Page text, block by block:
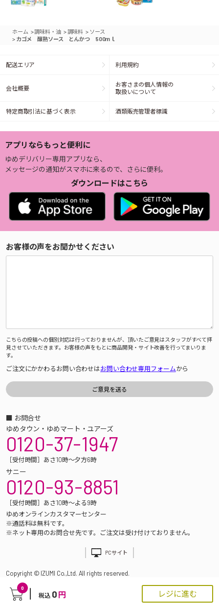
0
税込 0 円 レジに進む
ホーム >調味料・油 >調味料 > ソース
> カゴメ 醸熟ソース とんかつ 500ｍｌ
配送エリア 利用規約
会社概要
お客さまの個人情報の
取扱いについて
特定商取引法に基づく表示 酒類販売管理者標識
アプリならもっと便利に
ゆめデリバリー専用アプリなら、
メッセージの通知がスマホに来るので、さらに便利。
ダウンロードはこちら
お客様の声をお聞かせください
こちらの投稿への個別対応は行っておりませんが、頂いたご意見はスタッフがすべて拝
見させていただきます。お客様の声をもとに商品開発・サイト改善を行ってまいりま
す。
ご注文にかかわるお問い合わせはお問い合わせ専用フォームから
■ お問合せ
ゆめタウン・ゆめマート・ユアーズ
0120-37-1947
［受付時間］あさ10時～夕方6時
サニー
0120-93-8851
［受付時間］あさ10時～よる9時
ゆめオンラインカスタマーセンター
※通話料は無料です。
※ネット専用のお問合せ先です。ご注文は受け付けておりません。
PCサイト
Copyright © IZUMI Co.,Ltd. All rights reserved.